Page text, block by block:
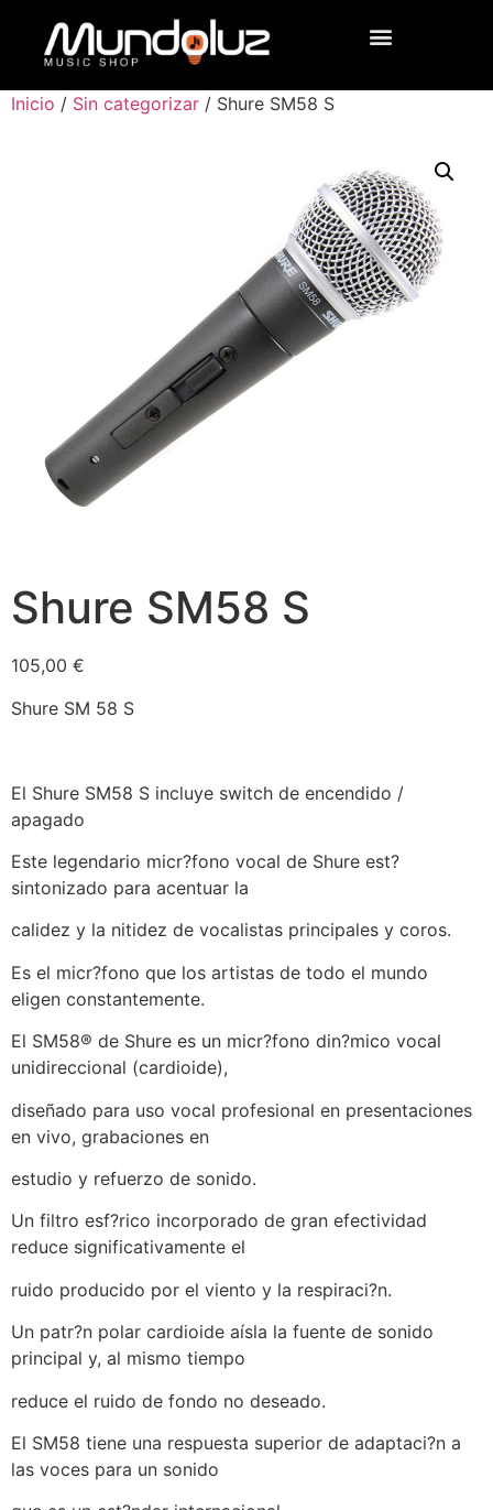
Inicio / Sin categorizar / Shure SM58 S
Shure SM58 S
105,00 €
Shure SM 58 S
El Shure SM58 S incluye switch de encendido /
apagado
Este legendario micr?fono vocal de Shure est?
sintonizado para acentuar la
calidez y la nitidez de vocalistas principales y coros.
Es el micr?fono que los artistas de todo el mundo
eligen constantemente.
El SM58® de Shure es un micr?fono din?mico vocal
unidireccional (cardioide),
diseñado para uso vocal profesional en presentaciones
en vivo, grabaciones en
estudio y refuerzo de sonido.
Un filtro esf?rico incorporado de gran efectividad
reduce significativamente el
ruido producido por el viento y la respiraci?n.
Un patr?n polar cardioide aísla la fuente de sonido
principal y, al mismo tiempo
reduce el ruido de fondo no deseado.
El SM58 tiene una respuesta superior de adaptaci?n a
las voces para un sonido